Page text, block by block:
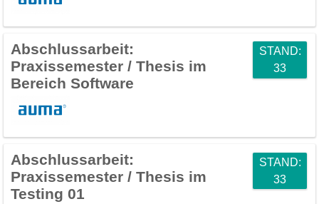
Abschlussarbeit:
Praxissemester / Thesis im
Bereich Software
STAND:
33
Abschlussarbeit:
Praxissemester / Thesis im
Testing 01
STAND:
33